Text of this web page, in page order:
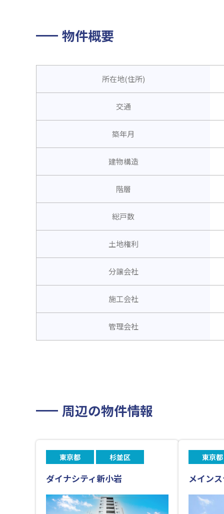
物件概要
所在地(住所)
交通
築年月
建物構造
階層
総戸数
土地権利
分譲会社
施工会社
管理会社
周辺の物件情報
東京都 杉並区
ダイナシティ新小岩
東京都
メイン